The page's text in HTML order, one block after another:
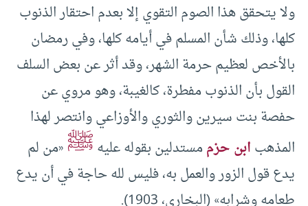
ولا يتحقق هذا الصوم التقوي إلا بعدم احتقار الذنوب
كلها، وذلك شأن المسلم في أيامه كلها، وفي رمضان
بالأخص لعظيم حرمة الشهر، وقد أثر عن بعض السلف
القول بأن الذنوب مفطرة، كالغيبة، وهو مروي عن
حفصة بنت سيرين والثوري والأوزاعي وانتصر لهذا
المذهبابن حزممستدلين بقوله عليهﷺ«من لم
يدع قول الزور والعمل به، فليس لله حاجة في أن يدع
طعامه وشرابه» (البخاري، 1903).